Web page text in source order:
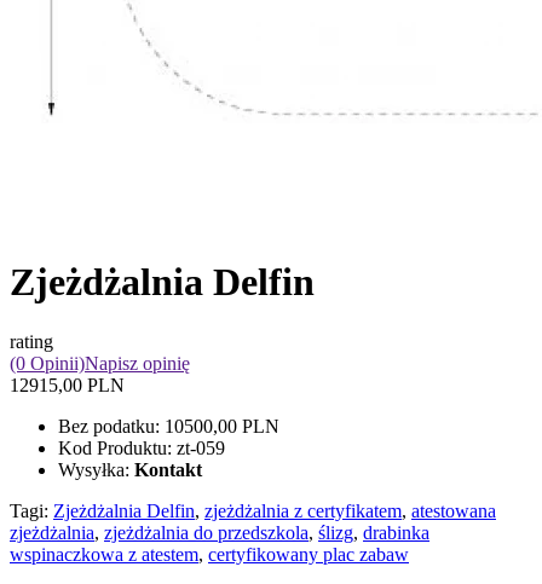
Zjeżdżalnia Delfin
rating
(0 Opinii)Napisz opinię
12915,00 PLN
Bez podatku: 10500,00 PLN
Kod Produktu: zt-059
Wysyłka: Kontakt
Tagi: Zjeżdżalnia Delfin, zjeżdżalnia z certyfikatem, atestowana
zjeżdżalnia, zjeżdżalnia do przedszkola, ślizg, drabinka
wspinaczkowa z atestem, certyfikowany plac zabaw